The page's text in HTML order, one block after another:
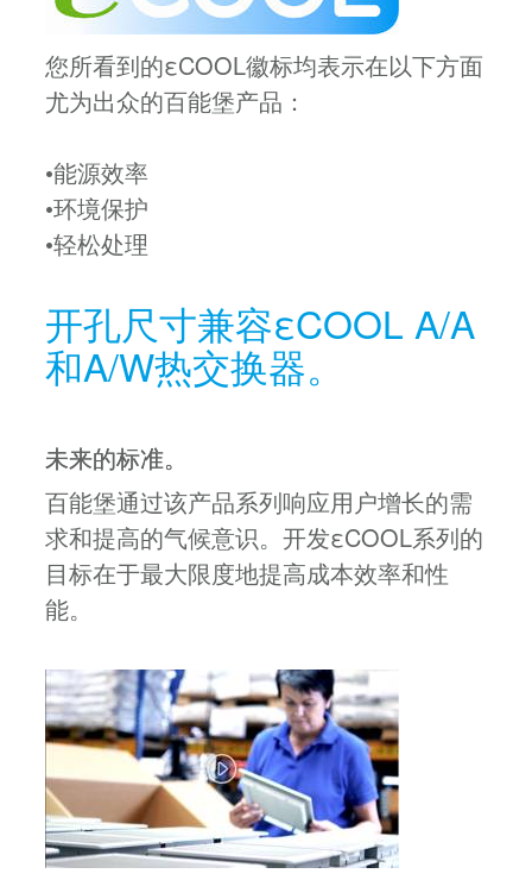
您所看到的εCOOL徽标均表示在以下方面
尤为出众的百能堡产品：
•能源效率
•环境保护
•轻松处理
开孔尺寸兼容εCOOL A/A
和A/W热交换器。
未来的标准。
百能堡通过该产品系列响应用户增长的需
求和提高的气候意识。开发εCOOL系列的
目标在于最大限度地提高成本效率和性
能。